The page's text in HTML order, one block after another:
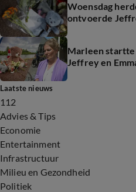
Woensdag
ontvoerde
Marleen
Jeffrey en
Laatste nieuws
112
Advies & Tips
Economie
Entertainment
Infrastructuur
Milieu en Gezondheid
Politiek